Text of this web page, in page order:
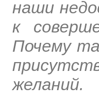
наши
к
Почему
желаний.